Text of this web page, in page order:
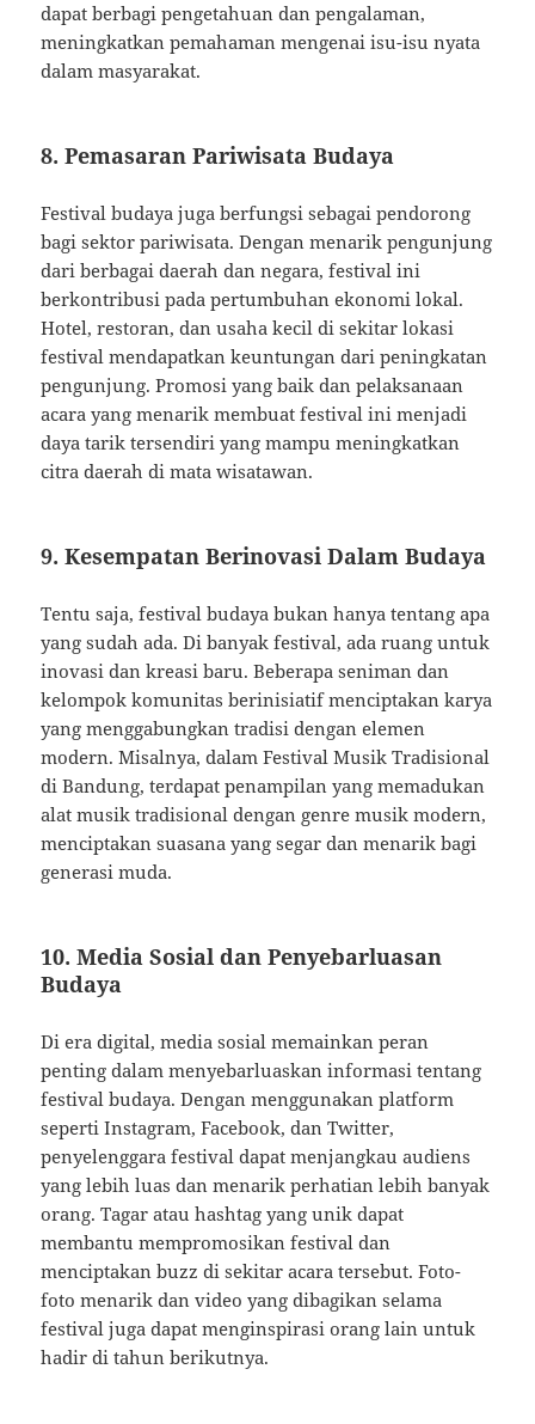
dapat berbagi pengetahuan dan pengalaman,
meningkatkan pemahaman mengenai isu-isu nyata
dalam masyarakat.
8. Pemasaran Pariwisata Budaya
Festival budaya juga berfungsi sebagai pendorong
bagi sektor pariwisata. Dengan menarik pengunjung
dari berbagai daerah dan negara, festival ini
berkontribusi pada pertumbuhan ekonomi lokal.
Hotel, restoran, dan usaha kecil di sekitar lokasi
festival mendapatkan keuntungan dari peningkatan
pengunjung. Promosi yang baik dan pelaksanaan
acara yang menarik membuat festival ini menjadi
daya tarik tersendiri yang mampu meningkatkan
citra daerah di mata wisatawan.
9. Kesempatan Berinovasi Dalam Budaya
Tentu saja, festival budaya bukan hanya tentang apa
yang sudah ada. Di banyak festival, ada ruang untuk
inovasi dan kreasi baru. Beberapa seniman dan
kelompok komunitas berinisiatif menciptakan karya
yang menggabungkan tradisi dengan elemen
modern. Misalnya, dalam Festival Musik Tradisional
di Bandung, terdapat penampilan yang memadukan
alat musik tradisional dengan genre musik modern,
menciptakan suasana yang segar dan menarik bagi
generasi muda.
10. Media Sosial dan Penyebarluasan
Budaya
Di era digital, media sosial memainkan peran
penting dalam menyebarluaskan informasi tentang
festival budaya. Dengan menggunakan platform
seperti Instagram, Facebook, dan Twitter,
penyelenggara festival dapat menjangkau audiens
yang lebih luas dan menarik perhatian lebih banyak
orang. Tagar atau hashtag yang unik dapat
membantu mempromosikan festival dan
menciptakan buzz di sekitar acara tersebut. Foto-
foto menarik dan video yang dibagikan selama
festival juga dapat menginspirasi orang lain untuk
hadir di tahun berikutnya.